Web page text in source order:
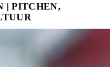
| PITCHEN,